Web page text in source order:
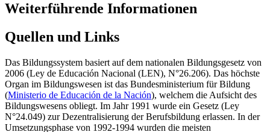
Weiterführende Informationen
Quellen und Links
Das Bildungssystem basiert auf dem nationalen Bildungsgesetz von
2006 (Ley de Educación Nacional (LEN), N°26.206). Das höchste
Organ im Bildungswesen ist das Bundesministerium für Bildung
(Ministerio de Educación de la Nación), welchem die Aufsicht des
Bildungswesens obliegt. Im Jahr 1991 wurde ein Gesetz (Ley
N°24.049) zur Dezentralisierung der Berufsbildung erlassen. In der
Umsetzungsphase von 1992-1994 wurden die meisten